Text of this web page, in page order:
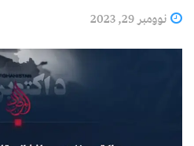
نوومبر 29, 2023